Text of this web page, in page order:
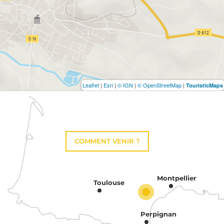
Leaflet | Esri | © IGN | © OpenStreetMap | TouristicMaps
COMMENT VENIR ?
Toulouse
Montpellier
Perpignan